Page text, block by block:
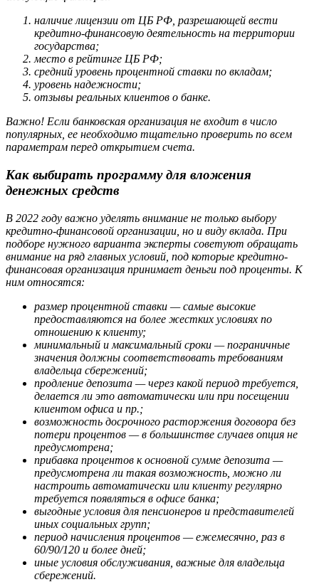
наличие лицензии от ЦБ РФ, разрешающей вести
кредитно-финансовую деятельность на территории
государства;
место в рейтинге ЦБ РФ;
средний уровень процентной ставки по вкладам;
уровень надежности;
отзывы реальных клиентов о банке.
Важно! Если банковская организация не входит в число
популярных, ее необходимо тщательно проверить по всем
параметрам перед открытием счета.
Как выбирать программу для вложения
денежных средств
В 2022 году важно уделять внимание не только выбору
кредитно-финансовой организации, но и виду вклада. При
подборе нужного варианта эксперты советуют обращать
внимание на ряд главных условий, под которые кредитно-
финансовая организация принимает деньги под проценты. К
ним относятся:
размер процентной ставки — самые высокие
предоставляются на более жестких условиях по
отношению к клиенту;
минимальный и максимальный сроки — пограничные
значения должны соответствовать требованиям
владельца сбережений;
продление депозита — через какой период требуется,
делается ли это автоматически или при посещении
клиентом офиса и пр.;
возможность досрочного расторжения договора без
потери процентов — в большинстве случаев опция не
предусмотрена;
прибавка процентов к основной сумме депозита —
предусмотрена ли такая возможность, можно ли
настроить автоматически или клиенту регулярно
требуется появляться в офисе банка;
выгодные условия для пенсионеров и представителей
иных социальных групп;
период начисления процентов — ежемесячно, раз в
60/90/120 и более дней;
иные условия обслуживания, важные для владельца
сбережений.